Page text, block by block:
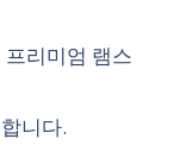
프리미엄 램스
니다.